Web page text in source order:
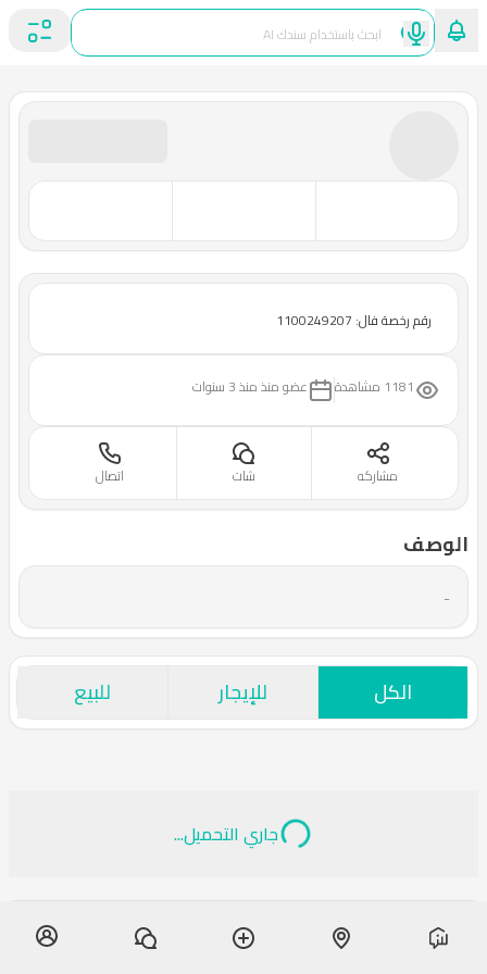
رقم رخصة فال: 1100249207
1181 مشاهدة عضو منذمنذ 3 سنوات
اتصال شات مشاركه
الوصف
-
الكل للإيجار للبيع
جاري التحميل...